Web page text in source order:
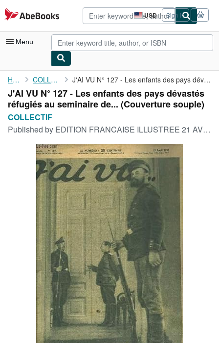
Skip to main content
AbeBooks.com USD
Site
shopping
preferences
Sign in
Menu
My Account
My Purchases
Advanced Search
Browse Collections
Rare Books
Art & Collectibles
Textbooks
Start Selling
CLOSE
Home COLLECTIF J'AI VU N° 127 - Les enfants des pays dévastés réfugiés au ...
J'AI VU N° 127 - Les enfants des pays dévastés
réfugiés au seminaire de... (Couverture souple)
COLLECTIF
Published by EDITION FRANCAISE ILLUSTREE 21 AVRIL 1917, 1917